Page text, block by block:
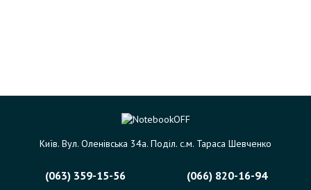
Київ. Вул. Оленівська 34а. Поділ. с.м. Тараса Шевченко
(063) 359-15-56
(066) 820-16-94